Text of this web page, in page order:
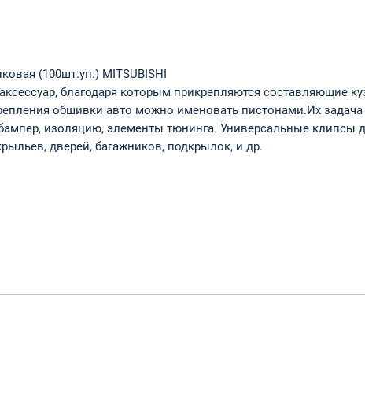
(100шт.уп.) MITSUBISHI
благодаря которым прикрепляются составляющие
обшивки авто можно именовать пистонами.Их задача
изоляцию, элементы тюнинга. Универсальные клипсы
дверей, багажников, подкрылок, и др.